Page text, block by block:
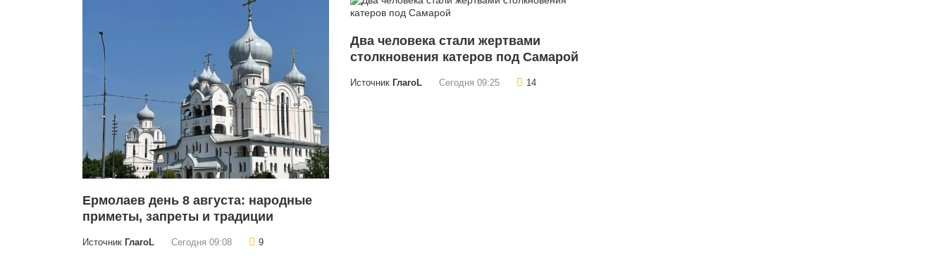
Ермолаев день 8 августа: народные
приметы, запреты и традиции
Источник ГлагоL Сегодня 09:08 9
Два человека стали жертвами
столкновения катеров под Самарой
Источник ГлагоL Сегодня 09:25 14